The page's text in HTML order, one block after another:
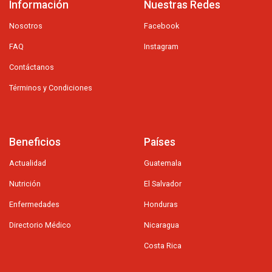
Información
Nosotros
FAQ
Contáctanos
Términos y Condiciones
Nuestras Redes
Facebook
Instagram
Beneficios
Actualidad
Nutrición
Enfermedades
Directorio Médico
Países
Guatemala
El Salvador
Honduras
Nicaragua
Costa Rica